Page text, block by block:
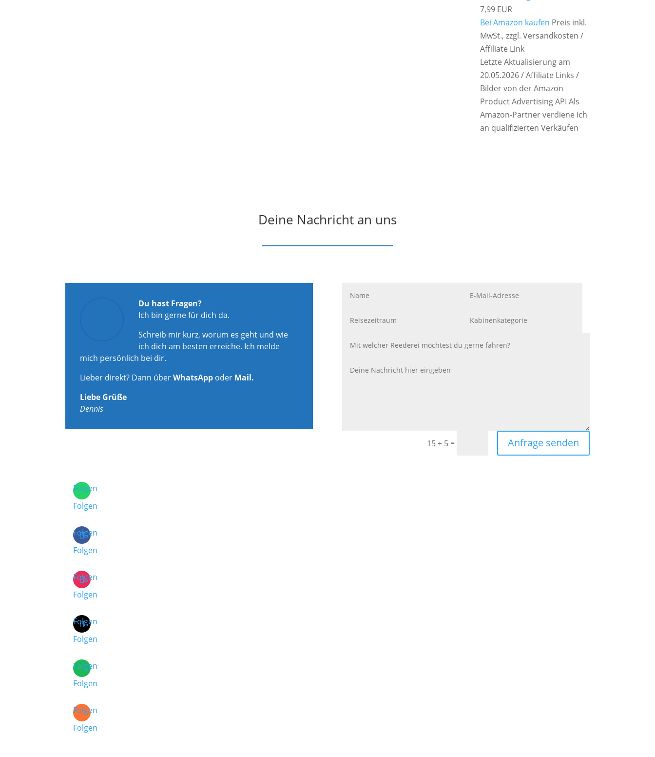
7,99 EUR
Bei Amazon kaufen Preis inkl.
MwSt., zzgl. Versandkosten /
Affiliate Link
Letzte Aktualisierung am
20.05.2026 / Affiliate Links /
Bilder von der Amazon
Product Advertising API Als
Amazon-Partner verdiene ich
an qualifizierten Verkäufen
Deine Nachricht an uns
Du hast Fragen?
Ich bin gerne für dich da.
Schreib mir kurz, worum es geht und wie
ich dich am besten erreiche. Ich melde
mich persönlich bei dir.
Lieber direkt? Dann überWhatsApp oder Mail.
Liebe Grüße
Dennis
15 + 5= Anfrage senden
Folgen
Folgen
Folgen
Folgen
Folgen
Folgen
Folgen
Folgen
Folgen
Folgen
Folgen
Folgen